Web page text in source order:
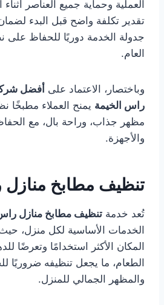
العملية وحماية جميع العناصر
تقدير تكلفة واضح قبل البدء
جدولة الخدمة دوريًا للحفاظ على
العام.
وباختصار، الاعتماد على أفضل
راس الخيمة يمنح العملاء مطبخًا
مظهر جذاب، وراحة بال، مع
والأجهزة.
تنظيف مطابخ منازل
تُعد خدمة تنظيف مطابخ منازل
الخدمات الأساسية لكل منزل،
المكان الأكثر استخدامًا وتعرضًا
الطعام، ما يجعل تنظيفه ضروريًا
والمظهر الجمالي للمنزل.